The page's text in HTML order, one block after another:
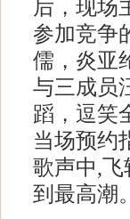
后，现场
参加竞争
儒，炎亚
与三成员
蹈，逗笑
当场预约
歌声中,
到最高潮。